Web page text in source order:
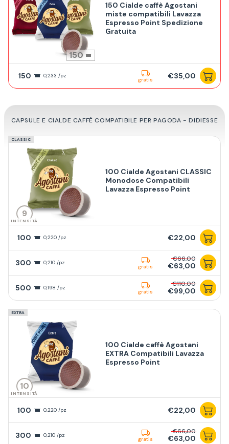
150
150 Cialde caffè Agostani
miste compatibili Lavazza
Espresso Point Spedizione
Gratuita
150 0,233 /pz
gratis €35,00
CAPSULE E CIALDE CAFFÈ COMPATIBILE PER PAGODA - DIDIESSE
CLASSIC
9
INTENSITÀ
100 Cialde Agostani CLASSIC
Monodose Compatibili
Lavazza Espresso Point
100 0,220 /pz €22,00
300 0,210 /pz
gratis
€66,00
€63,00
500 0,198 /pz
gratis
€110,00
€99,00
EXTRA
10
INTENSITÀ
100 Cialde caffè Agostani
EXTRA Compatibili Lavazza
Espresso Point
100 0,220 /pz €22,00
300 0,210 /pz
gratis
€66,00
€63,00